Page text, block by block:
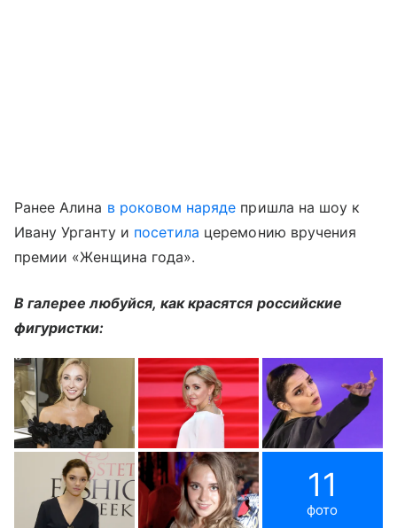
Ранее Алина в роковом наряде пришла на шоу к
Ивану Урганту и посетила церемонию вручения
премии «Женщина года».
В галерее любуйся, как красятся российские
фигуристки:
11
фото